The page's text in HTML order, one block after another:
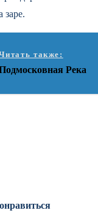
заре.
также:
Река